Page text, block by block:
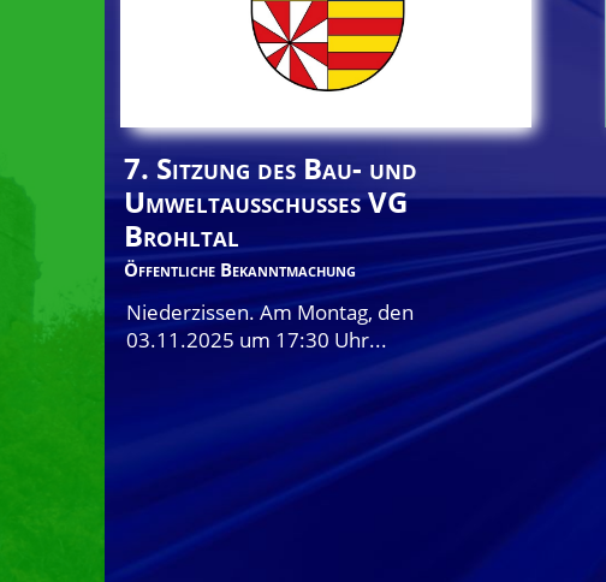
7. Sitzung des Bau- und
Umweltausschusses VG
Brohltal
Öffentliche Bekanntmachung
Niederzissen. Am Montag, den
03.11.2025 um 17:30 Uhr...